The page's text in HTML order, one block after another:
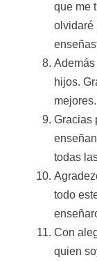
que me
olvidaré
Además
hijos.
mejores.
Gracias
todas
todo
Con
quien